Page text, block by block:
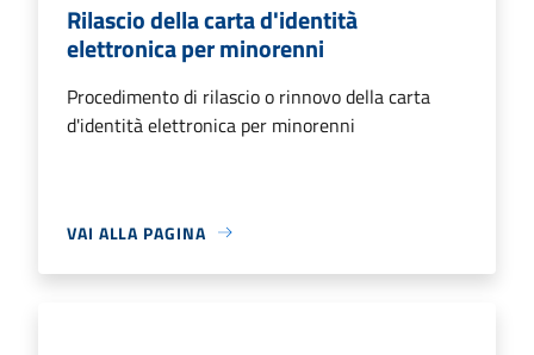
Rilascio della carta d'identità
elettronica per minorenni
Procedimento di rilascio o rinnovo della carta
d'identità elettronica per minorenni
VAI ALLA PAGINA